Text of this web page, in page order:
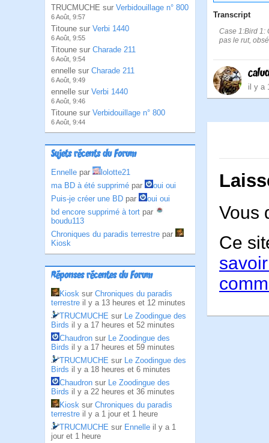
TRUCMUCHE sur Verbidouillage n° 800
6 Août, 9:57
Titoune sur Verbi 1440
6 Août, 9:55
Titoune sur Charade 211
6 Août, 9:54
ennelle sur Charade 211
6 Août, 9:49
ennelle sur Verbi 1440
6 Août, 9:46
Titoune sur Verbidouillage n° 800
6 Août, 9:44
Sujets récents du Forum
Ennelle par
lolotte21
ma BD à été supprimé par
oui oui
Puis-je créer une BD par
oui oui
bd encore supprimé à tort par
boudu113
Chroniques du paradis terrestre par
Kiosk
Réponses récentes du Forum
Kiosk sur Chroniques du paradis
terrestre il y a 13 heures et 12 minutes
TRUCMUCHE sur Le Zoodingue des
Birds il y a 17 heures et 52 minutes
Chaudron sur Le Zoodingue des
Birds il y a 17 heures et 59 minutes
TRUCMUCHE sur Le Zoodingue des
Birds il y a 18 heures et 6 minutes
Chaudron sur Le Zoodingue des
Birds il y a 22 heures et 36 minutes
Kiosk sur Chroniques du paradis
terrestre il y a 1 jour et 1 heure
TRUCMUCHE sur Ennelle il y a 1
jour et 1 heure
Transcript
Case 1:Bird 1:
pas le rut,
il y a
Vous
Ce